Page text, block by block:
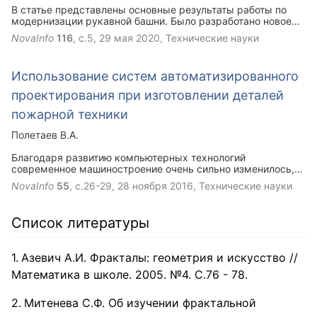
В статье представлены основные результаты работы по
модернизации рукавной башни. Было разработано новое
подъемное устройство для подъема и спуска пожарных
рукавов в башенной сушилке.
NovaInfo 116, с.5, 29 мая 2020, Технические науки
Использование систем автоматизированного
проектирования при изготовлении деталей
пожарной техники
Полетаев В.А.
Благодаря развитию компьютерных технологий
современное машиностроение очень сильно изменилось,
это касается не только самого оборудования, но и работы
технологов. К числу графических библиотек, получивших
сборок изменение размеров или положения одной детали
чертежу, или с помощью булевых операций, или путем
выталкивания, протягивания, вращения профиля, лофтинга.
NovaInfo 55, с.26-29, 28 ноября 2016, Технические науки
Список литературы
Азевич А.И. Фракталы: геометрия и искусство //
Математика в школе. 2005. №4. С.76 - 78.
Митенева С.Ф. Об изучении фрактальной